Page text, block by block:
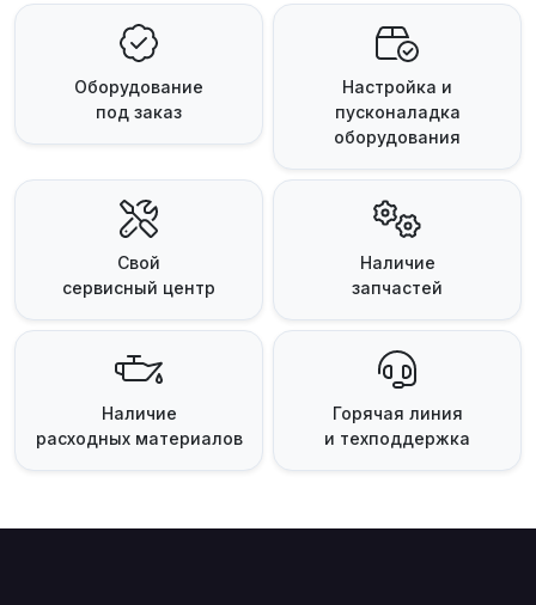
Оборудование
под заказ
Настройка и
пусконаладка
оборудования
Свой
сервисный центр
Наличие
запчастей
Наличие
расходных материалов
Горячая линия
и техподдержка